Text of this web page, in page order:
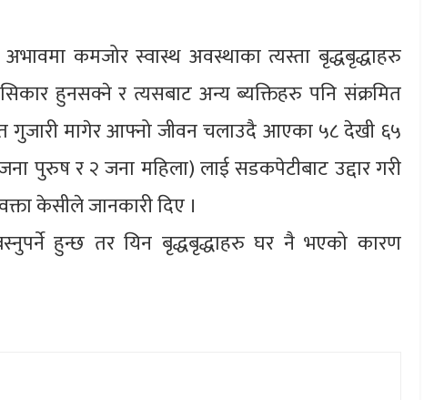
कमजोर स्वास्थ अवस्थाका त्यस्ता बृद्धबृद्धाहरु
हुनसक्ने र त्यसबाट अन्य ब्यक्तिहरु पनि संक्रमित
मागेर आफ्नो जीवन चलाउदै आएका ५८ देखी ६५
पुरुष र २ जना महिला) लाई सडकपेटीबाट उद्दार गरी
केसीले जानकारी दिए ।
हुन्छ तर यिन बृद्धबृद्धाहरु घर नै भएको कारण